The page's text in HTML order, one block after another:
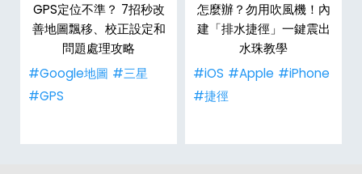
GPS定位不準？ 7招秒改
善地圖飄移、校正設定和
問題處理攻略
#Google地圖 #三星
#GPS
怎麼辦？勿用吹風機！內
建「排水捷徑」一鍵震出
水珠教學
#iOS #Apple #iPhone
#捷徑